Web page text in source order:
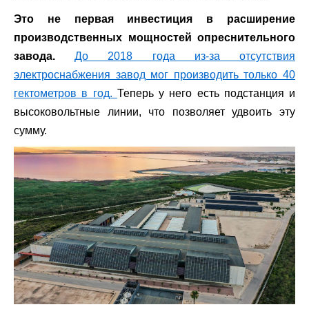
Это не первая инвестиция в расширение
производственных мощностей опреснительного
завода.До 2018 года из-за отсутствия
электроснабжения завод мог производить только 40
гектометров в год. Теперь у него есть подстанция и
высоковольтные линии, что позволяет удвоить эту
сумму.